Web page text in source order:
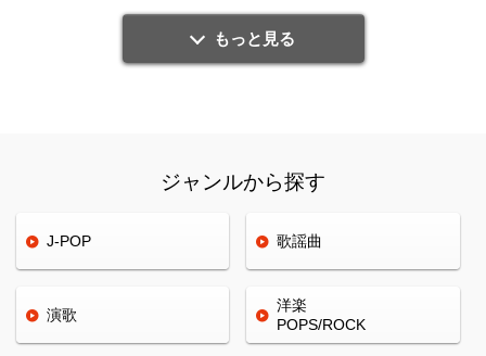
もっと見る
ジャンルから探す
J-POP 歌謡曲
演歌
洋楽
POPS/ROCK